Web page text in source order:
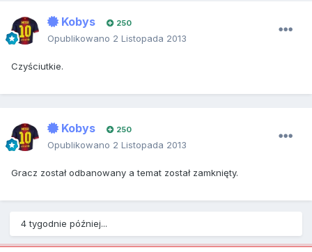
Kobys 250
Opublikowano 2 Listopada 2013
Czyściutkie.
Kobys 250
Opublikowano 2 Listopada 2013
Gracz został odbanowany a temat został zamknięty.
4 tygodnie później...